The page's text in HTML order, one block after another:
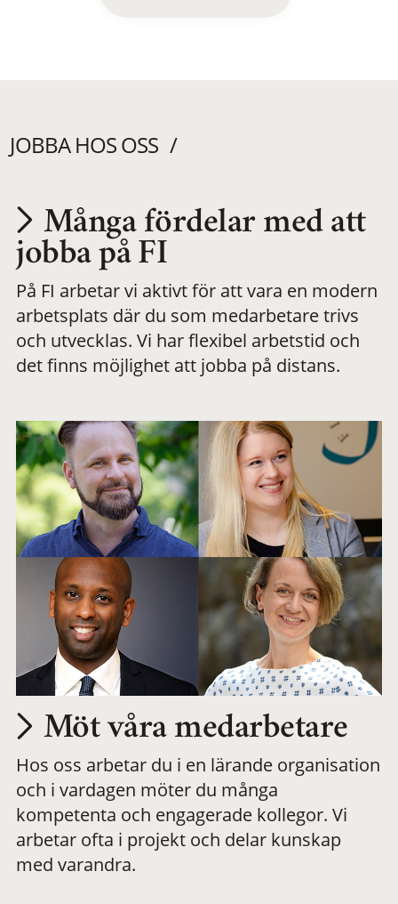
JOBBA HOS OSS
Utvecklas på en
meningsfull och
flexibel
Många fördelar med att
jobba på FI
På FI arbetar vi aktivt för att vara en modern
arbetsplats där du som medarbetare trivs
och utvecklas. Vi har flexibel arbetstid och
det finns möjlighet att jobba på distans.
Möt våra medarbetare
Hos oss arbetar du i en lärande organisation
och i vardagen möter du många
kompetenta och engagerade kollegor. Vi
arbetar ofta i projekt och delar kunskap
med varandra.